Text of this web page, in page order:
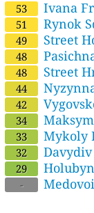
53 Ivana
51 Rynok
49 Street
48
48 Street
44
42
34
33 Mykoly
32 Davydiv
29
-